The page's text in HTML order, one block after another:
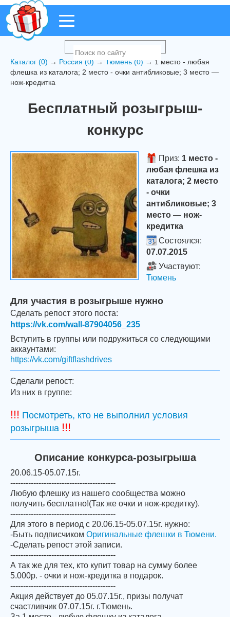
Каталог (0) → Россия (0) → Тюмень (0) → 1 место - любая
флешка из каталога; 2 место - очки антибликовые; 3 место —
нож-кредитка
Бесплатный розыгрыш-
конкурс
Приз: 1 место -
любая флешка из
каталога; 2 место
- очки
антибликовые; 3
место — нож-
кредитка
Состоялся:
07.07.2015
Участвуют:
Тюмень
Для участия в розыгрыше нужно
Сделать репост этого поста:
https://vk.com/wall-87904056_235
Вступить в группы или подружиться со следующими
аккаунтами:
https://vk.com/giftflashdrives
Сделали репост:
Из них в группе:
!!! Посмотреть, кто не выполнил условия
розыгрыша !!!
Описание конкурса-розыгрыша
20.06.15-05.07.15г.
-----------------------------------------
Любую флешку из нашего сообщества можно
получить бесплатно!(Так же очки и нож-кредитку).
-----------------------------------------
Для этого в период с 20.06.15-05.07.15г. нужно:
-Быть подписчиком Оригинальные флешки в Тюмени.
-Сделать репост этой записи.
-----------------------------------------
А так же для тех, кто купит товар на сумму более
5.000р. - очки и нож-кредитка в подарок.
-----------------------------------------
Акция действует до 05.07.15г., призы получат
счастливчик 07.07.15г. г.Тюмень.